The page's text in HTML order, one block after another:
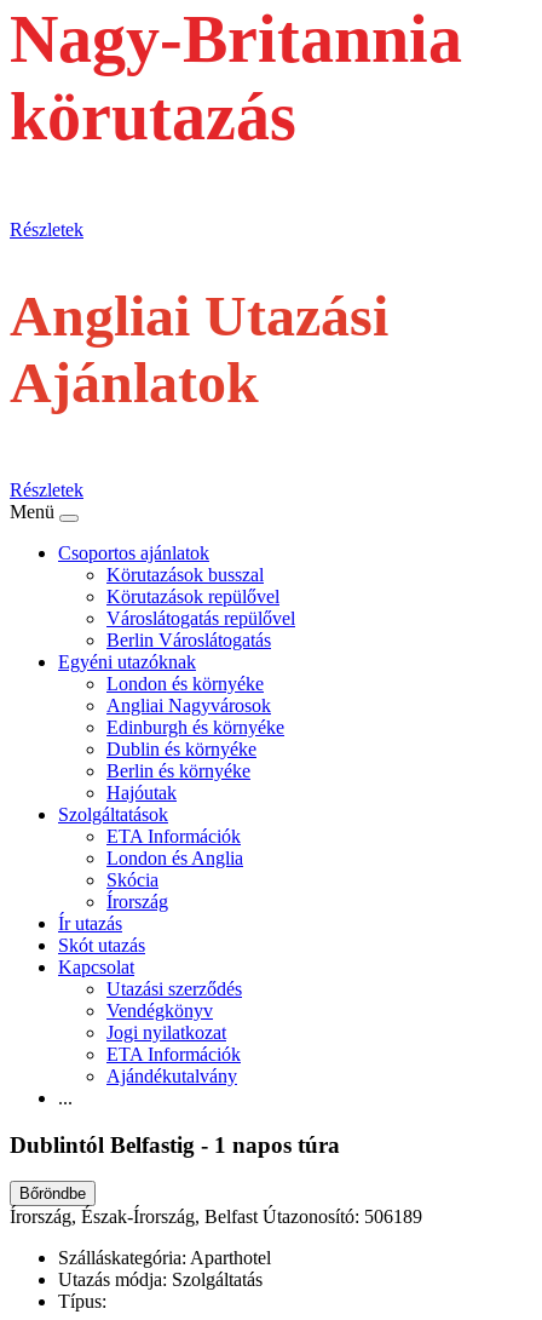
Nagy-Britannia
körutazás
Részletek
Angliai Utazási
Ajánlatok
Részletek
Menü
Csoportos ajánlatok
Körutazások busszal
Körutazások repülővel
Városlátogatás repülővel
Berlin Városlátogatás
Egyéni utazóknak
London és környéke
Angliai Nagyvárosok
Edinburgh és környéke
Dublin és környéke
Berlin és környéke
Hajóutak
Szolgáltatások
ETA Információk
London és Anglia
Skócia
Írország
Ír utazás
Skót utazás
Kapcsolat
Utazási szerződés
Vendégkönyv
Jogi nyilatkozat
ETA Információk
Ajándékutalvány
...
Dublintól Belfastig - 1 napos túra
Bőröndbe
Írország, Észak-Írország, Belfast Útazonosító: 506189
Szálláskategória: Aparthotel
Utazás módja: Szolgáltatás
Típus: